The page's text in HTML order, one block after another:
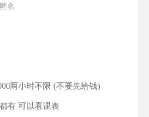
匿名
两小时不限 (不要先给钱)
有 可以看课表